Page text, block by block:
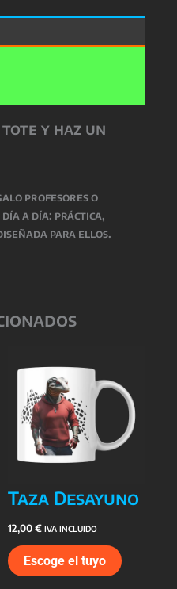
tote y haz un
profesores o
a día: práctica,
para ellos.
Taza Desayuno
12,00€ IVA INCLUIDO
Escoge el tuyo